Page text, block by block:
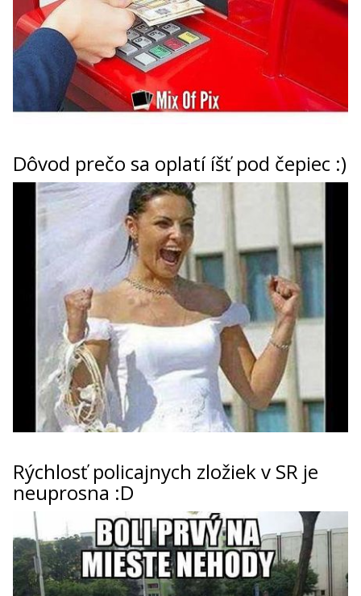
Dôvod prečo sa oplatí íšť pod čepiec :)
Rýchlosť policajnych zložiek v SR je
neuprosna :D